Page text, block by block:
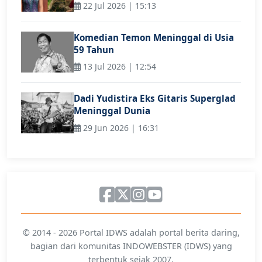
22 Jul 2026 | 15:13
Komedian Temon Meninggal di Usia
59 Tahun
13 Jul 2026 | 12:54
Dadi Yudistira Eks Gitaris Superglad
Meninggal Dunia
29 Jun 2026 | 16:31
© 2014 - 2026 Portal IDWS adalah portal berita daring,
bagian dari komunitas INDOWEBSTER (IDWS) yang
terbentuk sejak 2007.